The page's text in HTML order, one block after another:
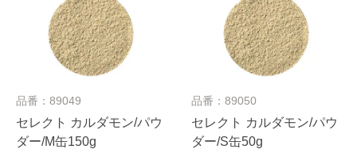
品番：89049
セレクト カルダモン/パウ
ダー/M缶150g
品番：89050
セレクト カルダモン/パウ
ダー/S缶50g